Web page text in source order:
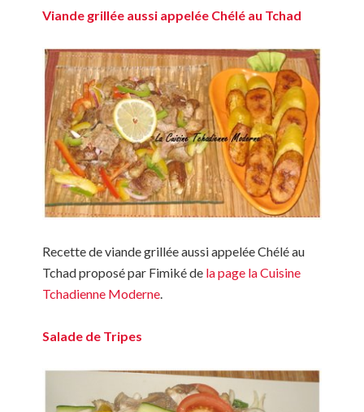
Viande grillée aussi appelée Chélé au Tchad
Recette de viande grillée aussi appelée Chélé au
Tchad proposé par Fimiké de la page la Cuisine
Tchadienne Moderne.
Salade de Tripes